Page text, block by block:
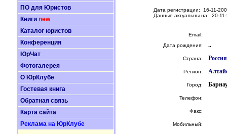
ПО для Юристов
Книги new
Каталог юристов
Конференция
ЮрЧат
Фотогалерея
О ЮрКлубе
Гостевая книга
Обратная связь
Карта сайта
Реклама на ЮрКлубе
Дата регистрации: 16-11-
Данные актуальны на: 20-
Email:
Дата рождения:
..
Страна: Россия
Регион:
Город:
Телефон:
Факс:
Мобильный: